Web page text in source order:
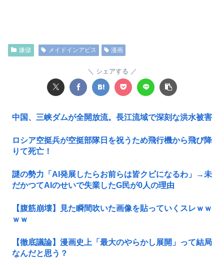
嫌儲 メイドインアビス 漫画
シェアする
中国、三峡ダムが全開放流。長江流域で深刻な洪水被害
ロシア空挺兵が空挺部隊日を祝うため飛行機から飛び降
りて死亡！
謎の勢力「AI発展したらお前らは皆クビになるわ」→未
だかつてAIのせいで失業したG民が0人の理由
【腹筋崩壊】見た瞬間吹いた画像を貼っていくスレｗｗ
ｗｗ
【徹底議論】漫画史上「最大のやらかし展開」って結局
なんだと思う？